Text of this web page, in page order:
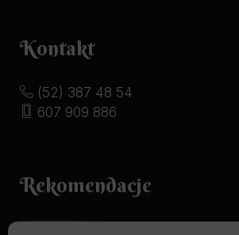
Kontakt
(52) 387 48 54
607 909 886
Rekomendacje